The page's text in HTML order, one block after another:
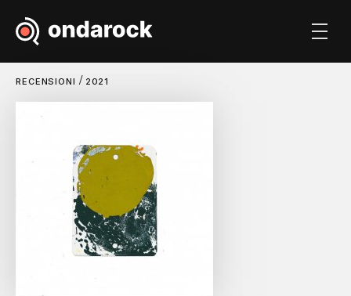
RECENSIONI / 2021